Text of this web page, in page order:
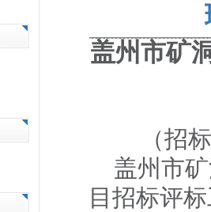
盖州市矿
（招
盖州市
目招标评